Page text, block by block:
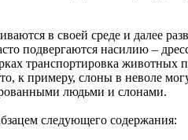
в своей среде и далее
подвергаются насилию –
транспортировка животных
к примеру, слоны в неволе
людьми и слонами.
следующего содержания: